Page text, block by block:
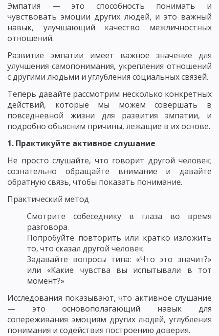
Эмпатия — это способность понимать и
чувствовать эмоции других людей, и это важный
навык, улучшающий качество межличностных
отношений.
Развитие эмпатии имеет важное значение для
улучшения самопонимания, укрепления отношений
с другими людьми и углубления социальных связей.
Теперь давайте рассмотрим несколько конкретных
действий, которые мы можем совершать в
повседневной жизни для развития эмпатии, и
подробно объясним причины, лежащие в их основе.
1. Практикуйте активное слушание
Не просто слушайте, что говорит другой человек;
сознательно обращайте внимание и давайте
обратную связь, чтобы показать понимание.
Практический метод
Смотрите собеседнику в глаза во время
разговора.
Попробуйте повторить или кратко изложить
то, что сказал другой человек.
Задавайте вопросы типа: «Что это значит?»
или «Какие чувства вы испытывали в тот
момент?»
Исследования показывают, что активное слушание
— это основополагающий навык для
сопереживания эмоциям других людей, углубления
понимания и содействия построению доверия.